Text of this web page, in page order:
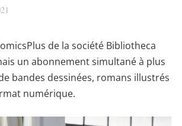
de la société Bibliotheca
un abonnement simultané à plus
bandes dessinées, romans illustrés
numérique.